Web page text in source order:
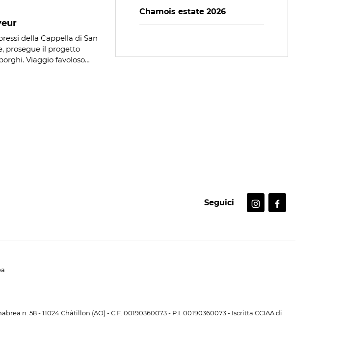
della Cappella di San
prosegue il progetto
Viaggio favoloso…
Chamois estate 2026
Seguici
n. 58 - 11024 Châtillon (AO) - C.F. 00190360073 - P.I. 00190360073 - Iscritta CCIAA di